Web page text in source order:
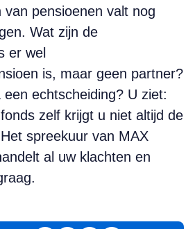
pensioenen valt nog
Wat zijn de
er wel
is, maar geen partner?
echtscheiding? U ziet:
zelf krijgt u niet altijd de
spreekuur van MAX
al uw klachten en